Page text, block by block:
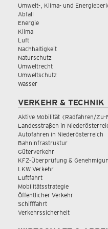
Umwelt-, Klima- und
Abfall
Energie
Klima
Luft
Nachhaltigkeit
Naturschutz
Umweltrecht
Umweltschutz
Wasser
VERKEHR & TECHNIK
Aktive Mobilität (Radfahren/Zu-
Landesstraßen in
Autofahren in Niederösterreich
Bahninfrastruktur
Güterverkehr
KFZ-Überprüfung &
LKW Verkehr
Luftfahrt
Mobilitätsstrategie
Öffentlicher Verkehr
Schifffahrt
Verkehrssicherheit